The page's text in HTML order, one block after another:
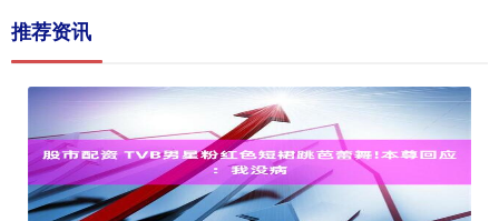
推荐资讯